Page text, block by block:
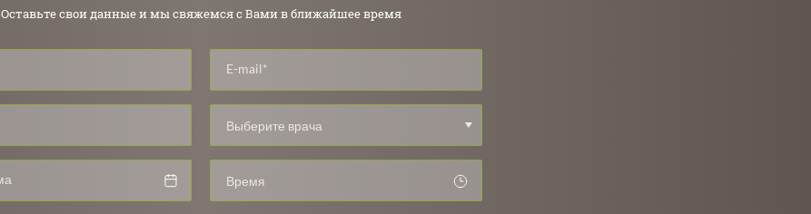
Оставьте свои данные и мы свяжемся с Вами в ближайшее время
Выберите врача
Время